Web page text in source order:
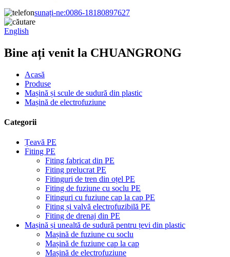
sunați-ne:0086-18180897627
English
Bine ați venit la CHUANGRONG
Acasă
Produse
Mașină și scule de sudură din plastic
Mașină de electrofuziune
Categorii
Țeavă PE
Fiting PE
Fiting fabricat din PE
Fiting prelucrat PE
Fitinguri de tren din oțel PE
Fiting de fuziune cu soclu PE
Fitinguri cu fuziune cap la cap PE
Fiting și valvă electrofuzibilă PE
Fiting de drenaj din PE
Mașină și unealtă de sudură pentru țevi din plastic
Mașină de fuziune cu soclu
Mașină de fuziune cap la cap
Mașină de electrofuziune